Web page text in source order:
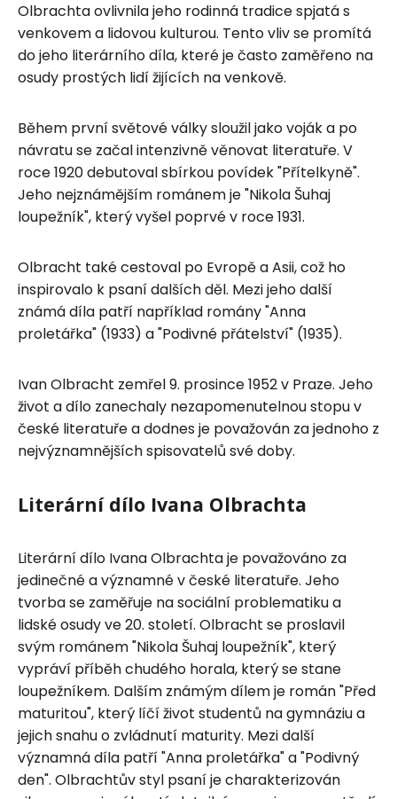
Olbrachta ovlivnila jeho rodinná tradice spjatá s
venkovem a lidovou kulturou. Tento vliv se promítá
do jeho literárního díla, které je často zaměřeno na
osudy prostých lidí žijících na venkově.
Během první světové války sloužil jako voják a po
návratu se začal intenzivně věnovat literatuře. V
roce 1920 debutoval sbírkou povídek "Přítelkyně".
Jeho nejznámějším románem je "Nikola Šuhaj
loupežník", který vyšel poprvé v roce 1931.
Olbracht také cestoval po Evropě a Asii, což ho
inspirovalo k psaní dalších děl. Mezi jeho další
známá díla patří například romány "Anna
proletářka" (1933) a "Podivné přátelství" (1935).
Ivan Olbracht zemřel 9. prosince 1952 v Praze. Jeho
život a dílo zanechaly nezapomenutelnou stopu v
české literatuře a dodnes je považován za jednoho z
nejvýznamnějších spisovatelů své doby.
Literární dílo Ivana Olbrachta
Literární dílo Ivana Olbrachta je považováno za
jedinečné a významné v české literatuře. Jeho
tvorba se zaměřuje na sociální problematiku a
lidské osudy ve 20. století. Olbracht se proslavil
svým románem "Nikola Šuhaj loupežník", který
vypráví příběh chudého horala, který se stane
loupežníkem. Dalším známým dílem je román "Před
maturitou", který líčí život studentů na gymnáziu a
jejich snahu o zvládnutí maturity. Mezi další
významná díla patří "Anna proletářka" a "Podivný
den". Olbrachtův styl psaní je charakterizován